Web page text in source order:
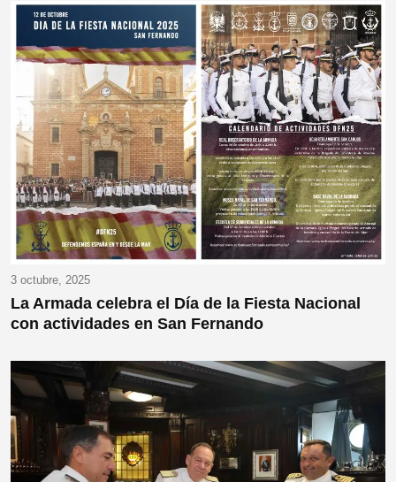
3 octubre, 2025
La Armada celebra el Día de la Fiesta Nacional
con actividades en San Fernando